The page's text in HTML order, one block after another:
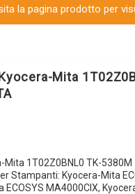
la pagina prodotto per
Mita
1T02Z0BNL0 TK-5380M
Stampanti: Kyocera-Mita
ECOSYS MA4000CIX,